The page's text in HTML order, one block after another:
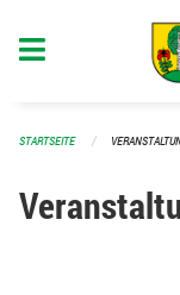
STARTSEITE